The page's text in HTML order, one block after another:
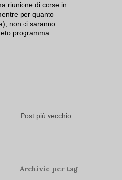
riunione di corse in
per quanto
non ci saranno
programma.
Post più vecchio
Archivio per tag